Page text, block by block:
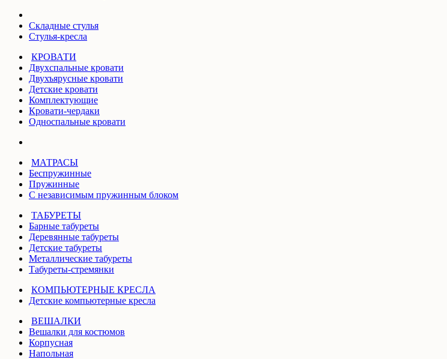
Складные стулья
Стулья-кресла
КРОВАТИ
Двухспальные кровати
Двухъярусные кровати
Детские кровати
Комплектующие
Кровати-чердаки
Односпальные кровати
МАТРАСЫ
Беспружинные
Пружинные
С независимым пружинным блоком
ТАБУРЕТЫ
Барные табуреты
Деревянные табуреты
Детские табуреты
Металлические табуреты
Табуреты-стремянки
КОМПЬЮТЕРНЫЕ КРЕСЛА
Детские компьютерные кресла
ВЕШАЛКИ
Вешалки для костюмов
Корпусная
Напольная